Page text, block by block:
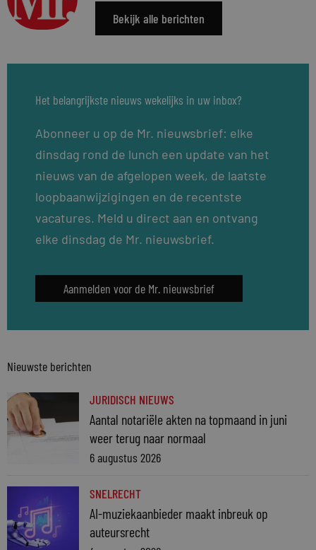
Bekijk alle berichten
Het belangrijkste nieuws wekelijks in uw inbox?
Abonneer u op de Mr. nieuwsbrief: elke
dinsdag rond de lunch een update van het
nieuws van de afgelopen week, de laatste
loopbaanwijzigingen en de recentste
vacatures. Meld u direct aan en ontvang
elke dinsdag de Mr. nieuwsbrief.
Aanmelden voor de Mr. nieuwsbrief
Nieuwste berichten
JURIDISCH NIEUWS
Aantal notariële akten na topmaand in juni
weer terug naar normaal
6 augustus 2026
SNELRECHT
AI-muziekaanbieder maakt inbreuk op
auteursrecht